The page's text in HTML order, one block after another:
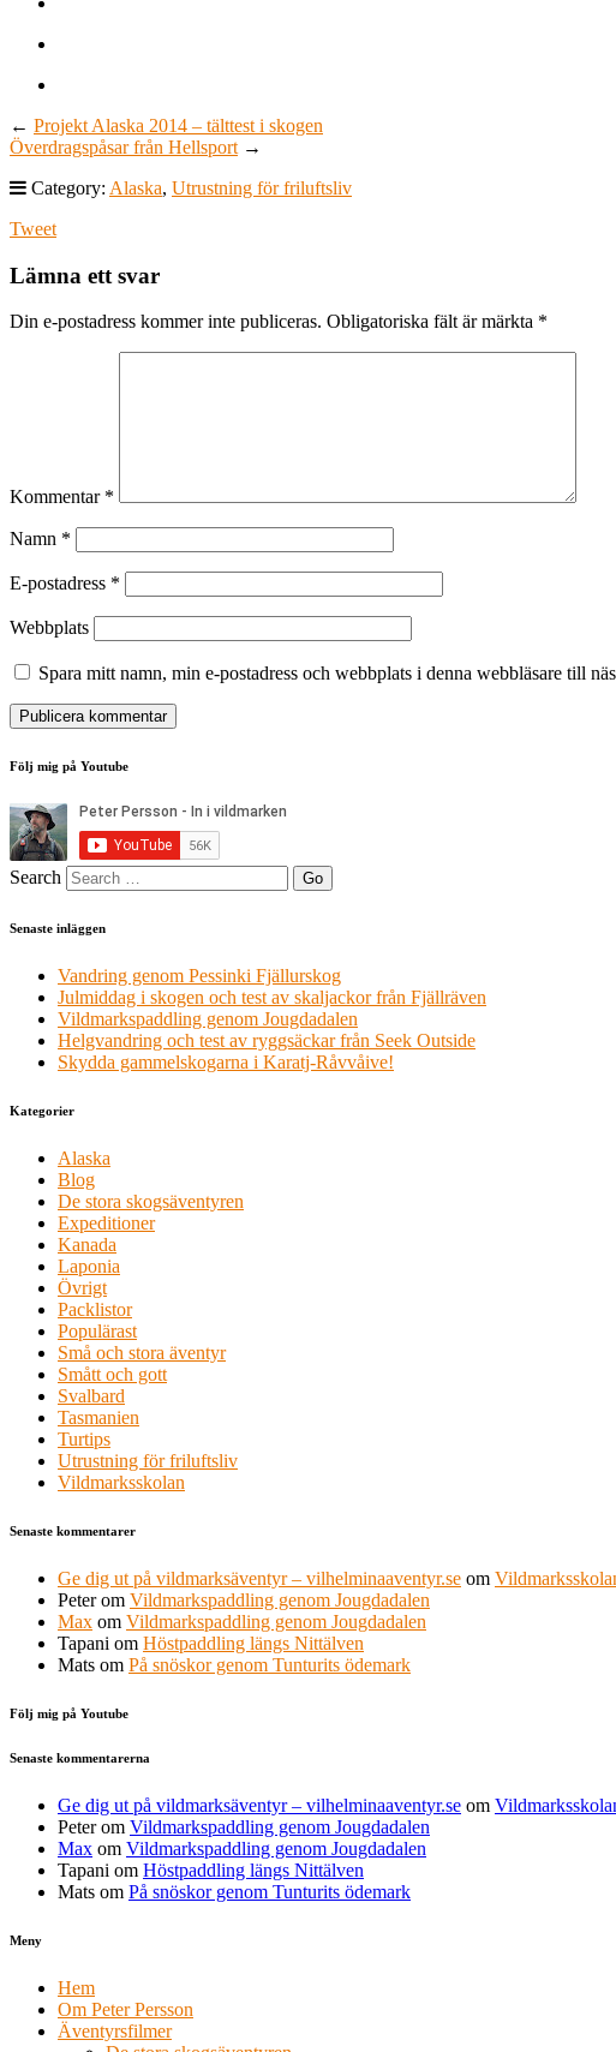
← Projekt Alaska 2014 – tälttest i skogen
Överdragspåsar från Hellsport →
Category: Alaska, Utrustning för friluftsliv
Tweet
Lämna ett svar
Din e-postadress kommer inte publiceras. Obligatoriska fält är märkta *
Kommentar *
Namn *
E-postadress *
Webbplats
Spara mitt namn, min e-postadress och webbplats i denna webbläsare till
Följ mig på Youtube
Search
Senaste inläggen
Vandring genom Pessinki Fjällurskog
Julmiddag i skogen och test av skaljackor från Fjällräven
Vildmarkspaddling genom Jougdadalen
Helgvandring och test av ryggsäckar från Seek Outside
Skydda gammelskogarna i Karatj-Råvvåive!
Kategorier
Alaska
Blog
De stora skogsäventyren
Expeditioner
Kanada
Laponia
Övrigt
Packlistor
Populärast
Små och stora äventyr
Smått och gott
Svalbard
Tasmanien
Turtips
Utrustning för friluftsliv
Vildmarksskolan
Senaste kommentarer
Ge dig ut på vildmarksäventyr – vilhelminaaventyr.se om
Peterom Vildmarkspaddling genom Jougdadalen
Max om Vildmarkspaddling genom Jougdadalen
Tapani om Höstpaddling längs Nittälven
Mats om På snöskor genom Tunturits ödemark
Följ mig på Youtube
Senaste kommentarerna
Ge dig ut på vildmarksäventyr – vilhelminaaventyr.se om
Peterom Vildmarkspaddling genom Jougdadalen
Max om Vildmarkspaddling genom Jougdadalen
Tapani om Höstpaddling längs Nittälven
Mats om På snöskor genom Tunturits ödemark
Meny
Hem
Om Peter Persson
Äventyrsfilmer